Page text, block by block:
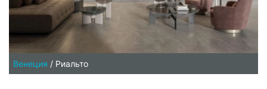
Венеция / Риальто